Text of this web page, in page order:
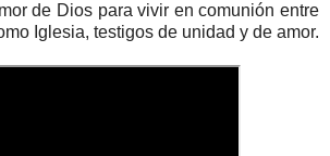
de Dios para vivir en comunión entre
Iglesia, testigos de unidad y de amor.